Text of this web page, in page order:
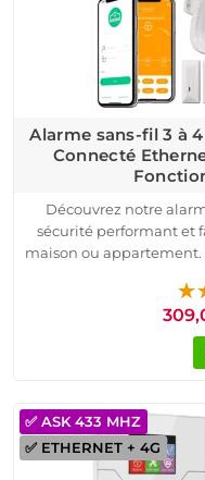
Alarme sans-fil 3 à
Connecté
Découvrez notre
sécurité performant et
maison ou
mouvement et
puissante. Grâce à la
des alertes en
d'intrusion.
La modulation radio
une communication
surveillance continue
✅ ETHERNET + 4G
✅ ASK 433 MHZ